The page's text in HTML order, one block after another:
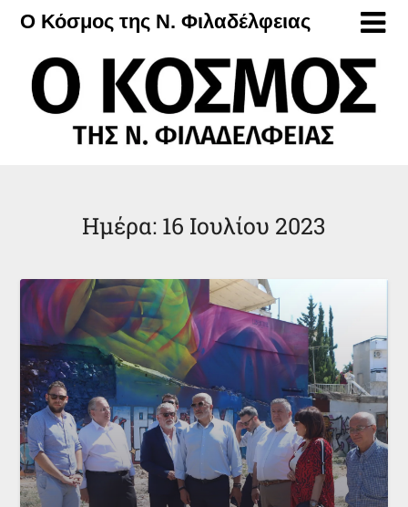
Μετάβαση
περιεχόμενο
Ο Κόσμος της Ν. Φιλαδέλφειας
Ημέρα: 16 Ιουλίου 2023